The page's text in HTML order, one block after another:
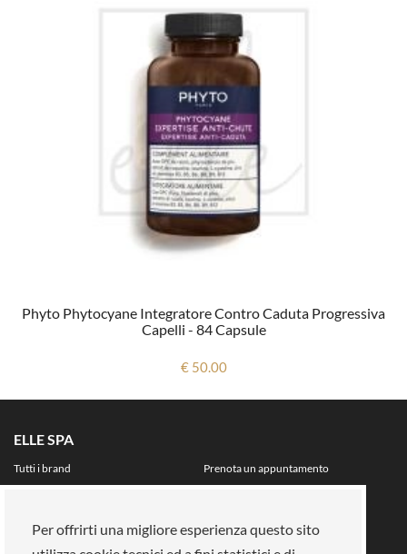
Phyto Phytocyane Integratore Contro Caduta Progressiva
Capelli - 84 Capsule
€ 50.00
ELLE SPA
Tutti i brand
Prenota un appuntamento
Fidelity card
Chi siamo
Su di noi
Per offrirti una migliore esperienza questo sito